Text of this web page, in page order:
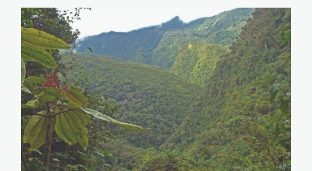
Bosques-de-San-
Martin—SERFOR